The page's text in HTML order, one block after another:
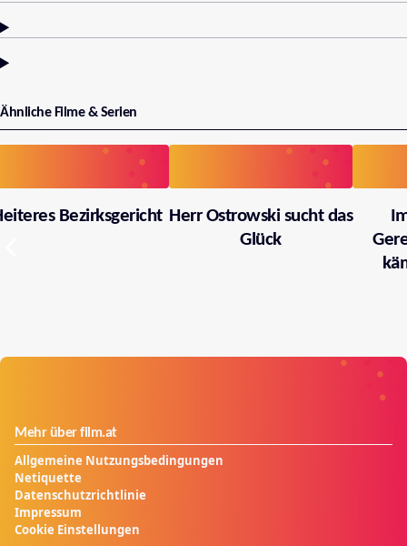
Ähnliche Filme & Serien
Bezirksgericht Herr Ostrowski sucht das
Glück
Mehr über film.at
Allgemeine Nutzungsbedingungen
Netiquette
Datenschutzrichtlinie
Impressum
Cookie Einstellungen